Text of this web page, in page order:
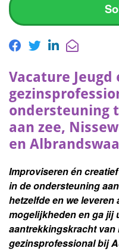
Vacature Jeugd
ondersteuning
aan zee,
en
Improviseren én
in de ondersteuning
hetzelfde en we leveren
mogelijkheden en ga jij
aantrekkingskracht van
gezinsprofessional bij